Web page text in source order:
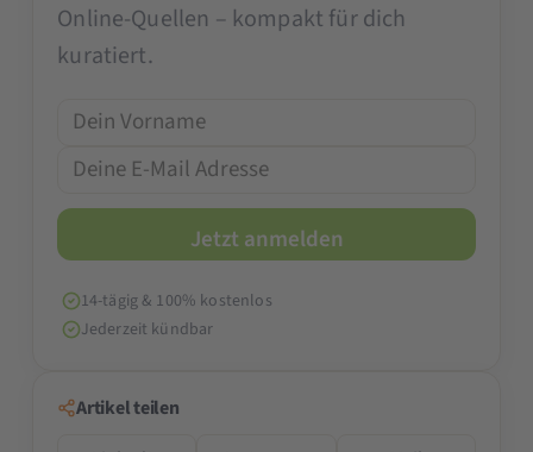
Online-Quellen – kompakt für dich
kuratiert.
14-tägig & 100% kostenlos
Jederzeit kündbar
Artikel teilen